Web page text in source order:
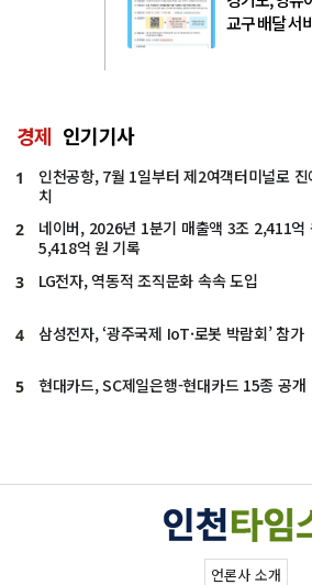
교구 배달 서
경제 인기기사
1
인천공항, 7월 1일부터 제2여객터미널로
치
2
네이버, 2026년 1분기 매출액 3조 2,411억
5,418억 원 기록
3 LG전자, 역동적 조직문화 속속 도입
4 삼성전자, ‘광주국제 IoT·로봇 박람회’ 참가
5 현대카드, SC제일은행-현대카드 15종 공개
언론사 소개